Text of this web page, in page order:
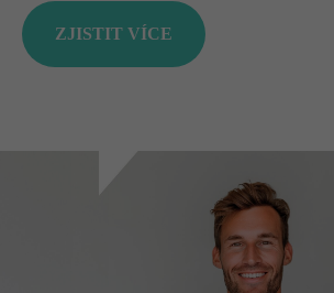
ZJISTIT VÍCE